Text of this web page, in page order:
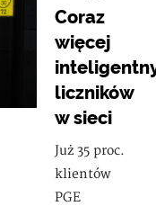
Coraz
więcej
liczników
w sieci
Już 35 proc.
klientów
PGE